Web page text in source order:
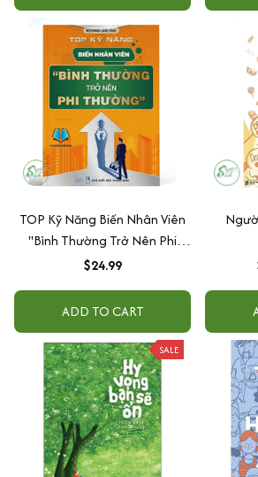
TOP Kỹ Năng Biến Nhân Viên
"Bình Thường Trở Nên Phi
Thường"
$24.99
ADD TO CART
SALE